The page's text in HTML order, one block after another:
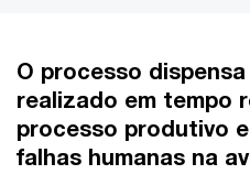
O processo
realizado em tempo
processo produtivo
falhas humanas na